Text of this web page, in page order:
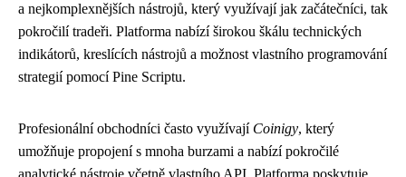
a nejkomplexnějších nástrojů, který využívají jak začátečníci, tak
pokročilí tradeři. Platforma nabízí širokou škálu technických
indikátorů, kreslících nástrojů a možnost vlastního programování
strategií pomocí Pine Scriptu.
Profesionální obchodníci často využívají Coinigy, který
umožňuje propojení s mnoha burzami a nabízí pokročilé
analytické nástroje včetně vlastního API. Platforma poskytuje